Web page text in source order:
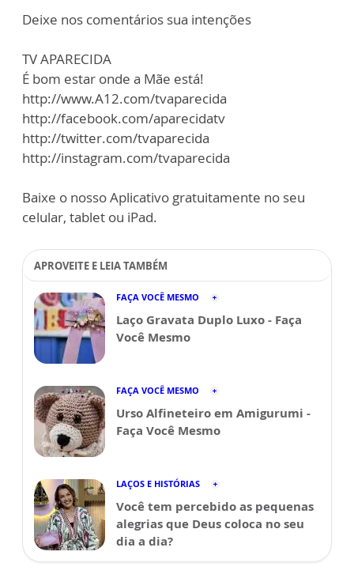
Deixe nos comentários sua intenções
TV APARECIDA
É bom estar onde a Mãe está!
http://www.A12.com/tvaparecida
http://facebook.com/aparecidatv
http://twitter.com/tvaparecida
http://instagram.com/tvaparecida
Baixe o nosso Aplicativo gratuitamente no seu
celular, tablet ou iPad.
APROVEITE E LEIA TAMBÉM
FAÇA VOCÊ MESMO
Laço Gravata Duplo Luxo - Faça
Você Mesmo
FAÇA VOCÊ MESMO
Urso Alfineteiro em Amigurumi -
Faça Você Mesmo
LAÇOS E HISTÓRIAS
Você tem percebido as pequenas
alegrias que Deus coloca no seu
dia a dia?